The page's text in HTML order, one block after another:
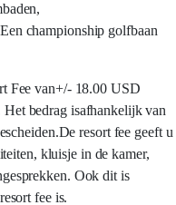
championship golfbaan
Fee van+/- 18.00 USD
bedrag isafhankelijk van
resort fee geeft u
kluisje in de kamer,
Ook dit is
fee is.